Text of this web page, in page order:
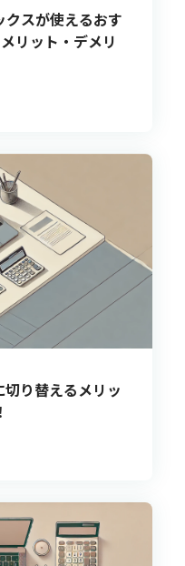
スが使えるおす
リット・デメリ
り替えるメリッ